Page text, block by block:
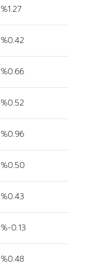
%1.27
%0.42
%0.66
%0.52
%0.96
%0.50
%0.43
%-0.13
%0.48